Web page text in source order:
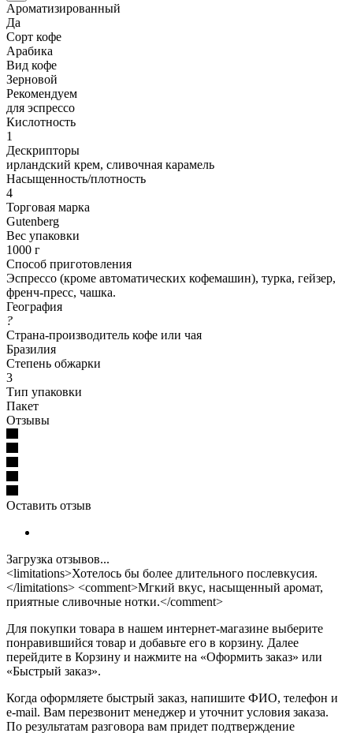
Ароматизированный
Да
Сорт кофе
Арабика
Вид кофе
Зерновой
Рекомендуем
для эспрессо
Кислотность
1
Дескрипторы
ирландский крем, сливочная карамель
Насыщенность/плотность
4
Торговая марка
Gutenberg
Вес упаковки
1000 г
Способ приготовления
Эспрессо (кроме автоматических кофемашин), турка, гейзер,
френч-пресс, чашка.
География
?
Страна-производитель кофе или чая
Бразилия
Степень обжарки
3
Тип упаковки
Пакет
Отзывы
Оставить отзыв
Загрузка отзывов...
<limitations>Хотелось бы более длительного послевкусия.
</limitations> <comment>Мгкий вкус, насыщенный аромат,
приятные сливочные нотки.</comment>
Для покупки товара в нашем интернет-магазине выберите
понравившийся товар и добавьте его в корзину. Далее
перейдите в Корзину и нажмите на «Оформить заказ» или
«Быстрый заказ».
Когда оформляете быстрый заказ, напишите ФИО, телефон и
e-mail. Вам перезвонит менеджер и уточнит условия заказа.
По результатам разговора вам придет подтверждение